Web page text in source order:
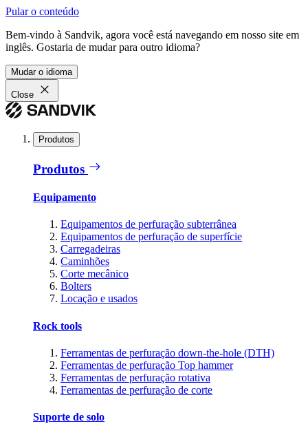
Pular o conteúdo
Bem-vindo à Sandvik, agora você está navegando em nosso site em
inglês. Gostaria de mudar para outro idioma?
Mudar o idioma
Close
Produtos
Produtos
Equipamento
Equipamentos de perfuração subterrânea
Equipamentos de perfuração de superfície
Carregadeiras
Caminhões
Corte mecânico
Bolters
Locação e usados
Rock tools
Ferramentas de perfuração down-the-hole (DTH)
Ferramentas de perfuração Top hammer
Ferramentas de perfuração rotativa
Ferramentas de perfuração de corte
Suporte de solo